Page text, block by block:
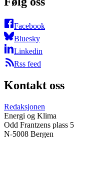
Facebook
Bluesky
Linkedin
Rss feed
Kontakt oss
Redaksjonen
Energi og Klima
Odd Frantzens plass 5
N-5008 Bergen